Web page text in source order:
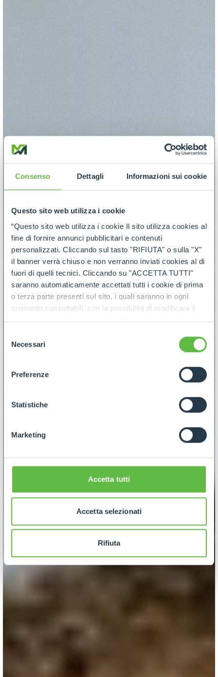
Consenso Dettagli Informazioni sui cookie
Questo sito web utilizza i cookie
“Questo sito web utilizza i cookie Il sito utilizza cookies al
fine di fornire annunci pubblicitari e contenuti
personalizzati. Cliccando sul tasto "RIFIUTA" o sulla "X"
il banner verrà chiuso e non verranno inviati cookies al di
fuori di quelli tecnici. Cliccando su "ACCETTA TUTTI"
saranno automaticamente accettati tutti i cookie di prima
o terza parte presenti sul sito, i quali saranno in ogni
momento consultabili, con la possibilità di modificare il
consenso prestato per ogni singolo cookie. Come fare?
ogni pagina, selezionare "Modifichi il suo consenso" e
dell'informativa completa nel footer presente in ogni
pagina. Per esercitare i diritti riconosciuti all'interessato ai
GDPR abbiamo predisposto una
apposita procedura.
delNecessari
Preferenze
Statistiche
Marketing
Accetta tutti
Accetta selezionati
Rifiuta